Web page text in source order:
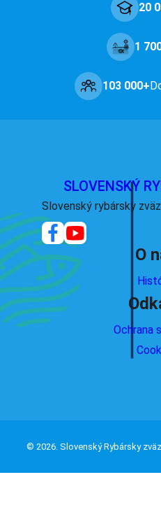
20
1
103 000+
SLOVENSKÝ
Slovenský rybársky
O
Ochrana
© 2026. Slovenský Rybársky